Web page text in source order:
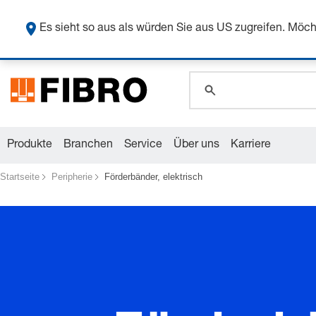
Produkte Branchen Service Über uns Karriere
Startseite Peripherie Förderbänder, elektrisch
Es sieht so aus als würden Sie aus US zugreifen.